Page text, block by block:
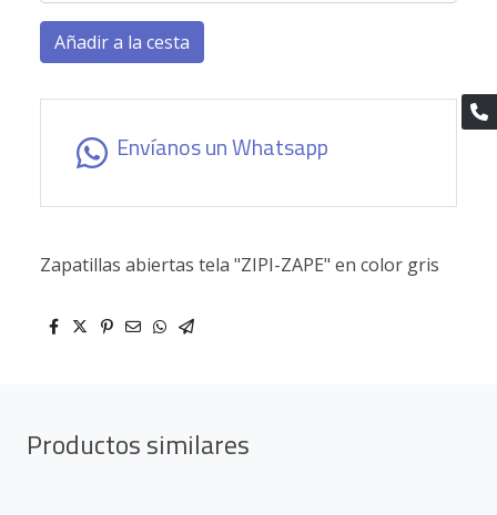
Añadir a la cesta
Envíanos un Whatsapp
Zapatillas abiertas tela "ZIPI-ZAPE" en color gris
Productos similares